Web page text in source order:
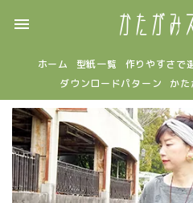
menu
ホーム 型紙一覧 作りやすさで
ダウンロードパターン
か